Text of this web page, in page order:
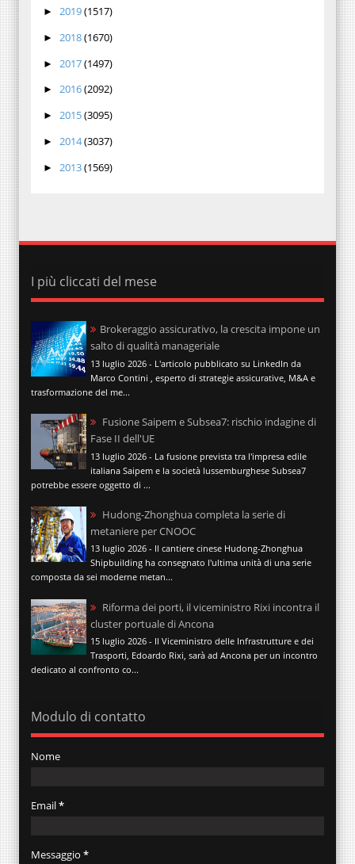
► 2019(1517)
► 2018(1670)
► 2017(1497)
► 2016(2092)
► 2015(3095)
► 2014(3037)
► 2013(1569)
I più cliccati del mese
Brokeraggio assicurativo, la crescita impone un
salto di qualità manageriale
13 luglio 2026 - L'articolo pubblicato su LinkedIn da
Marco Contini , esperto di strategie assicurative, M&A e
trasformazione del me...
Fusione Saipem e Subsea7: rischio indagine di
Fase II dell'UE
13 luglio 2026 - La fusione prevista tra l'impresa edile
italiana Saipem e la società lussemburghese Subsea7
potrebbe essere oggetto di ...
Hudong-Zhonghua completa la serie di
metaniere per CNOOC
13 luglio 2026 - Il cantiere cinese Hudong-Zhonghua
Shipbuilding ha consegnato l'ultima unità di una serie
composta da sei moderne metan...
Riforma dei porti, il viceministro Rixi incontra il
cluster portuale di Ancona
15 luglio 2026 - Il Viceministro delle Infrastrutture e dei
Trasporti, Edoardo Rixi, sarà ad Ancona per un incontro
dedicato al confronto co...
Modulo di contatto
Nome
Email*
Messaggio *